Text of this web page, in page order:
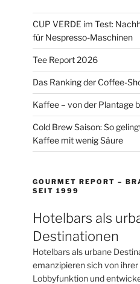
CUP VERDE im Test:
für Nespresso-Maschinen
Tee Report 2026
Das Ranking der Coffee-
Kaffee – von der Plantage
Cold Brew Saison: So
Kaffee mit wenig Säure
GOURMET REPORT –
SEIT 1999
Hotelbars als
Destinationen
Hotelbars als urbane
emanzipieren sich von ihrer
Lobbyfunktion und